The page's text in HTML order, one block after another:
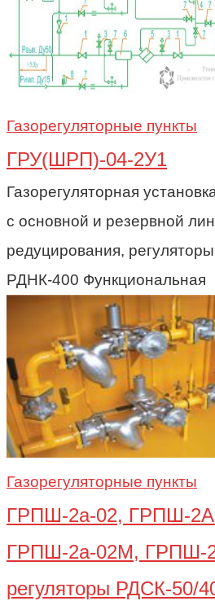
Газорегуляторные пункты
ГРУ(ШРП)-04-2У1
Газорегуляторная
с основной и резервной
редуцирования,
РДНК-400 Функциональная
Газорегуляторные пункты
ГРПШ-2а-02, ГРПШ-
ГРПШ-2а-02М, ГРПШ-
регуляторы РДСК-50/